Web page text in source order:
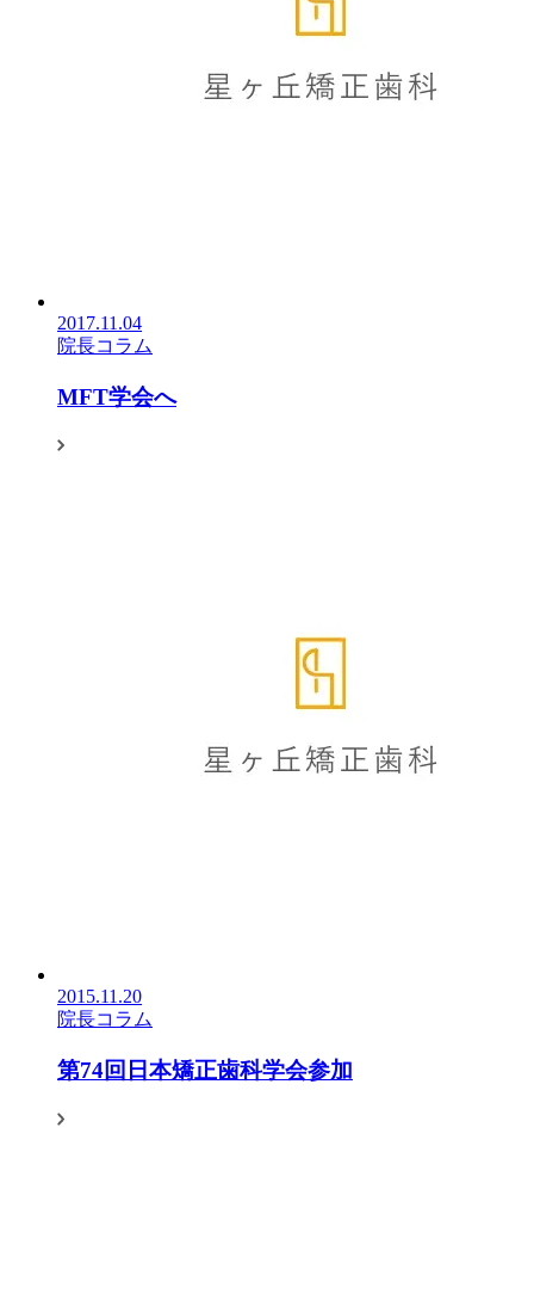
2017.11.04
院長コラム
MFT学会へ
2015.11.20
院長コラム
第74回日本矯正歯科学会参加